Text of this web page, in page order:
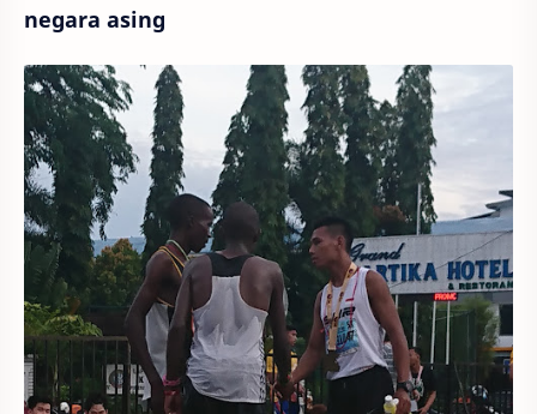
negara asing